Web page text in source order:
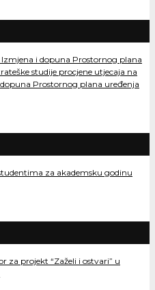
i dopuna Prostornog plana
studije procjene utjecaja na
Prostornog plana uređenja
za akademsku godinu
za projekt “Zaželi i ostvari” u